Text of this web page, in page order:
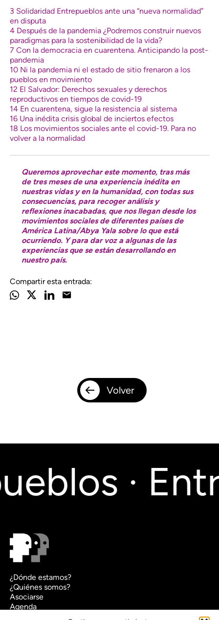
3 Solidaridad Entrepueblos ante una “nueva normalidad”
en disputa
4 Después de la pandemia ¿Podremos construir nuevos
paradigmas para la sostenibilidad de la vida?
7 Con la democracia en cuarentena. Anticipando la post-
pandemia
10 Ni la pandemia ni el estado de sitio frenaron a los
pueblos en movimiento
12 El Salvador: Derechos sexuales y derechos
reproductivos en tiempos de covid-19
14 En cuarentena, sigue la resistencia al sistema
16 Una inédita crisis global de inciertos efectos
18 Los movimientos sociales ante el covid-19. Para no
volver a la normalidad
Queremos aprovechar este momento, tras más
de tres meses de una experiencia inédita en
nuestras vidas y en la humanidad, con todas sus
consecuencias, para recoger análisis y
reflexiones inacabadas, que nos llegan desde los
movimientos sociales de diferentes países de
América Latina/Abya Yala sobre lo que está
ocurriendo. Y para dar voz a algunas de las
experiencias que se están desarrollando en
nuestro país.
Compartir esta entrada:
Volver
·
¿Dónde estamos?
¿Quiénes somos?
Asociarse
Agenda